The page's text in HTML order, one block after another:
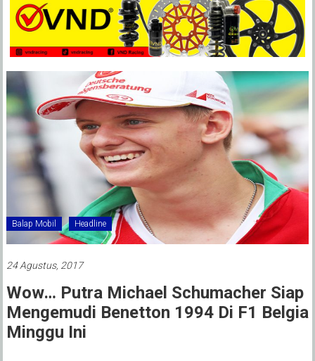
Balap Mobil Headline
24 Agustus, 2017
Wow… Putra Michael Schumacher Siap
Mengemudi Benetton 1994 Di F1 Belgia
Minggu Ini